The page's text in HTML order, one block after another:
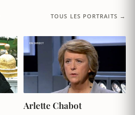
TOUS LES PORTRAITS →
Arlette Chabot